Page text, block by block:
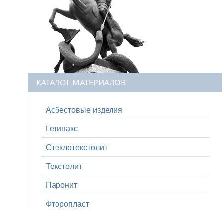
КАТАЛОГ МАТЕРИАЛОВ
Асбестовые изделия
Гетинакс
Стеклотекстолит
Текстолит
Паронит
Фторопласт